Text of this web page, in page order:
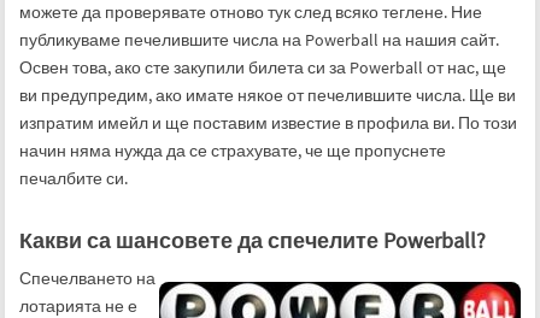
можете да проверявате отново тук след всяко теглене. Ние
публикуваме печелившите числа на Powerball на нашия сайт.
Освен това, ако сте закупили билета си за Powerball от нас, ще
ви предупредим, ако имате някое от печелившите числа. Ще ви
изпратим имейл и ще поставим известие в профила ви. По този
начин няма нужда да се страхувате, че ще пропуснете
печалбите си.
Какви са шансовете да спечелите Powerball?
Спечелването на
лотарията не е